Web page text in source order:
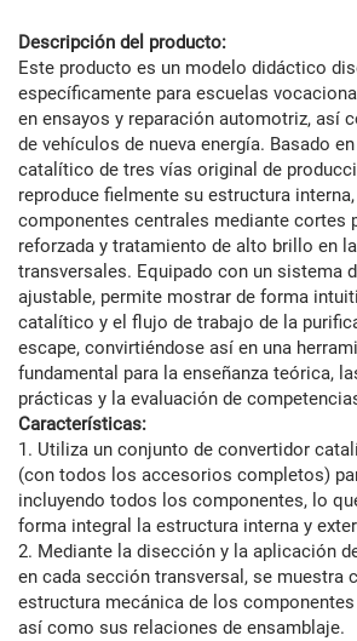
Descripción del producto:
Este producto es un modelo didáctico
específicamente para escuelas
en ensayos y reparación automotriz, así
de vehículos de nueva energía. Basado
catalítico de tres vías original de
reproduce fielmente su estructura
componentes centrales mediante cortes
reforzada y tratamiento de alto brillo en
transversales. Equipado con un sistema
ajustable, permite mostrar de forma
catalítico y el flujo de trabajo de la
escape, convirtiéndose así en una
fundamental para la enseñanza teórica,
prácticas y la evaluación de
Características:
1. Utiliza un conjunto de convertidor
(con todos los accesorios completos)
incluyendo todos los componentes, lo
forma integral la estructura interna y
2. Mediante la disección y la aplicación
en cada sección transversal, se muestra
estructura mecánica de los
así como sus relaciones de ensamblaje.